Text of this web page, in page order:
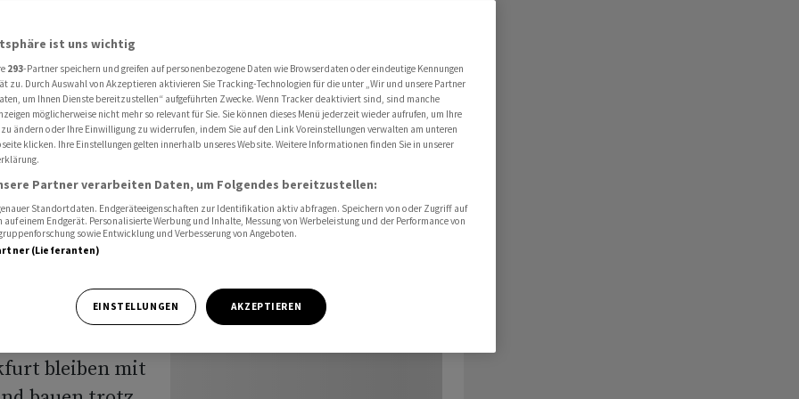
schrecken Anleger kaum
wenig
bleiben mit
ist uns wichtig
293-Partner speichern und greifen auf personenbezogene Daten wie Browserdaten oder eindeutige Kennungen
zu. Durch Auswahl von Akzeptieren aktivieren Sie Tracking-Technologien für die unter „Wir und unsere Partner
um Ihnen Dienste bereitzustellen“ aufgeführten Zwecke. Wenn Tracker deaktiviert sind, sind manche
möglicherweise nicht mehr so relevant für Sie. Sie können dieses Menü jederzeit wieder aufrufen, um Ihre
ändern oder Ihre Einwilligung zu widerrufen, indem Sie auf den Link Voreinstellungen verwalten am unteren
klicken. Ihre Einstellungen gelten innerhalb unseres Website. Weitere Informationen finden Sie in unserer
Partner verarbeiten Daten, um Folgendes bereitzustellen:
Standortdaten. Endgeräteeigenschaften zur Identifikation aktiv abfragen. Speichern von oder Zugriff auf
einem Endgerät. Personalisierte Werbung und Inhalte, Messung von Werbeleistung und der Performance von
sowie Entwicklung und Verbesserung von Angeboten.
(Lieferanten)
EINSTELLUNGEN AKZEPTIEREN